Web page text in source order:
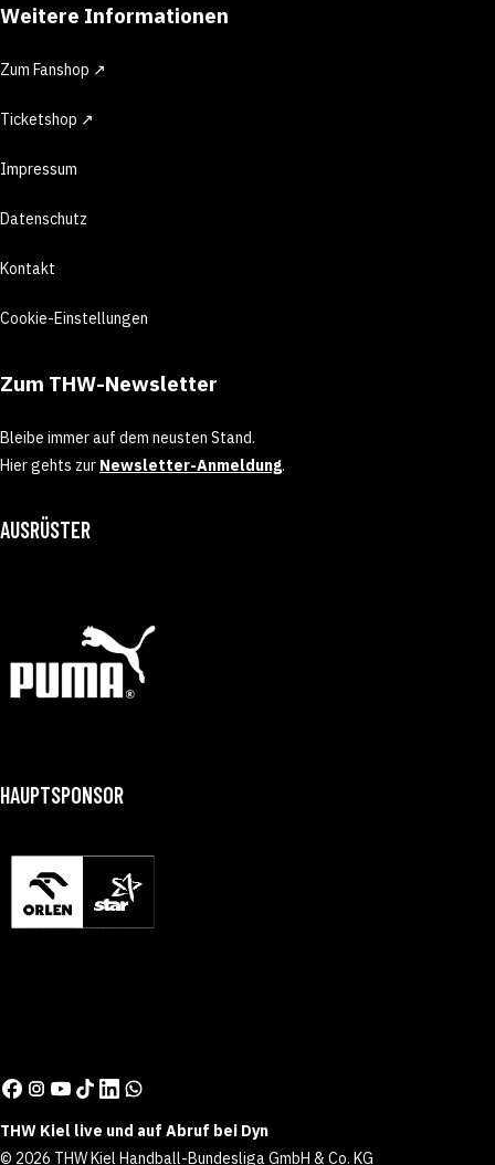
Weitere Informationen
Zum Fanshop ↗
Ticketshop ↗
Impressum
Datenschutz
Kontakt
Cookie-Einstellungen
Zum THW-Newsletter
Bleibe immer auf dem neusten Stand.
Hier gehts zur Newsletter-Anmeldung.
AUSRÜSTER
HAUPTSPONSOR
THW Kiel live und auf Abruf bei Dyn
© 2026 THW Kiel Handball-Bundesliga GmbH & Co. KG